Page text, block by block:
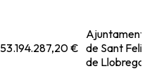
53.194.287,20 €
Ajuntament
de Sant Feliu
de